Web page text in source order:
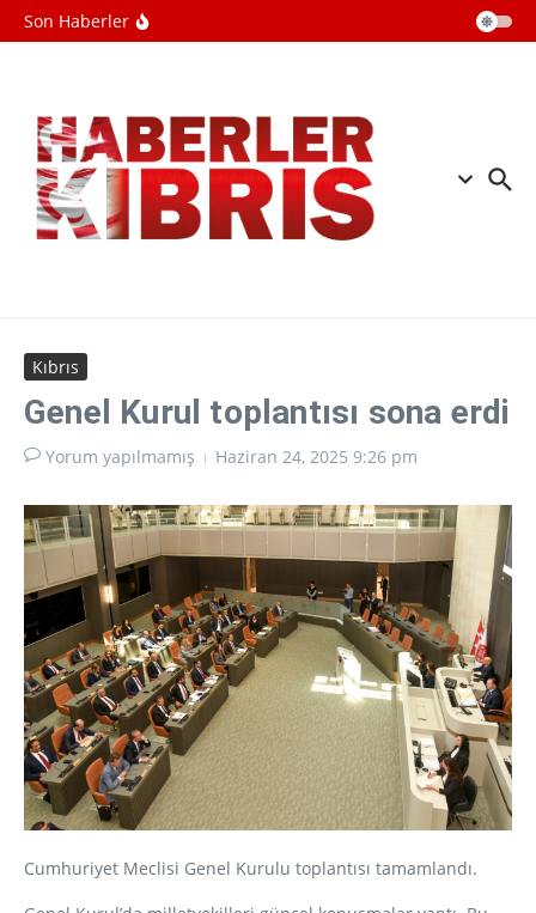
İçeriğe atla
Son Haberler
patlama: Ölü ve yaralılar var
Kıbrıs
Genel Kurul toplantısı sona erdi
Yorum yapılmamış Haziran 24, 2025 9:26 pm
Cumhuriyet Meclisi Genel Kurulu toplantısı tamamlandı.